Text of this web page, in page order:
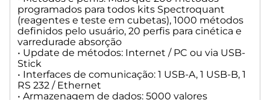
programados para todos kits Spectroquant
(reagentes e teste em cubetas), 1000 métodos
definidos pelo usuário, 20 perfis para cinética e
varredurade absorção
• Update de métodos: Internet / PC ou via USB-
Stick
• Interfaces de comunicação: 1 USB-A, 1 USB-B, 1
RS 232 / Ethernet
• Armazenagem de dados: 5000 valores